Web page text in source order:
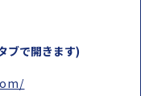
ブで開きます)